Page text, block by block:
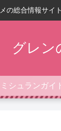
の総合情報サイ
グレン
ミシュランガイ